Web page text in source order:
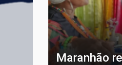
Maranhão